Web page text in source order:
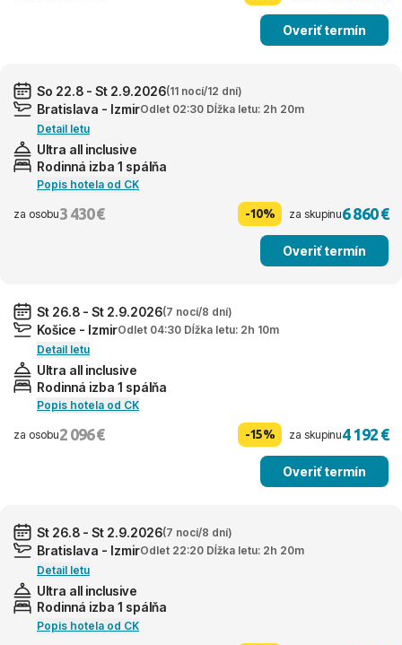
Overiť termín
So 22.8 - St 2.9.2026(11 nocí/12 dní)
Bratislava - IzmirOdlet 02:30 Dĺžka letu: 2h 20m
Detail letu
Ultra all inclusive
Rodinná izba 1 spálňa
Popis hotela od CK
za osobu3 430 € -10% za skupinu6 860 €
Overiť termín
St 26.8 - St 2.9.2026(7 nocí/8 dní)
Košice - IzmirOdlet 04:30 Dĺžka letu: 2h 10m
Detail letu
Ultra all inclusive
Rodinná izba 1 spálňa
Popis hotela od CK
za osobu2 096 € -15% za skupinu4 192 €
Overiť termín
St 26.8 - St 2.9.2026(7 nocí/8 dní)
Bratislava - IzmirOdlet 22:20 Dĺžka letu: 2h 20m
Detail letu
Ultra all inclusive
Rodinná izba 1 spálňa
Popis hotela od CK